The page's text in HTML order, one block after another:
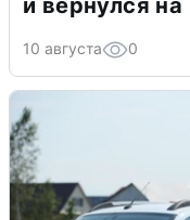
10 августа 0